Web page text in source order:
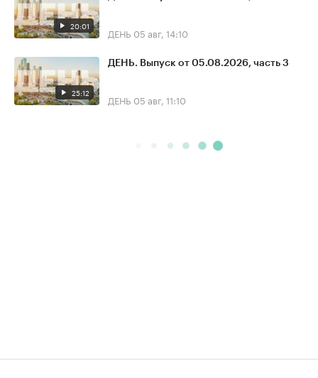
20:01 ДЕНЬ 05 авг, 14:10
25:12
ДЕНЬ. Выпуск от 05.08.2026, часть 3
ДЕНЬ 05 авг, 11:10